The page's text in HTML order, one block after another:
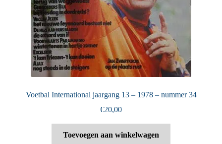
Voetbal International jaargang 13 – 1978 – nummer 34
€20,00
Toevoegen aan winkelwagen